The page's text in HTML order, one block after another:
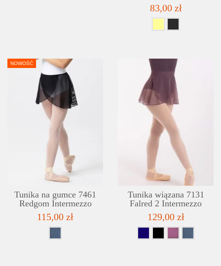
83,00 zł
NOWOŚĆ
LISTA ŻYCZEŃ
SZCZEGÓŁY
Tunika na gumce 7461
Redgom Intermezzo
115,00 zł
Tunika wiązana 7131
Falred 2 Intermezzo
129,00 zł